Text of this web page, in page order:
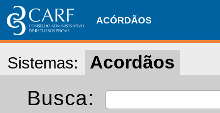
ACÓRDÃOS
Sistemas: Acordãos
Busca: